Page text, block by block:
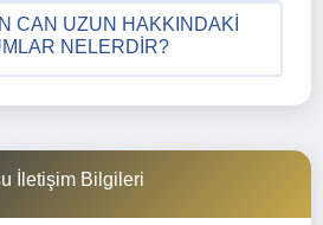
CAN UZUN HAKKINDAKI
NELERDIR?
İletişim Bilgileri